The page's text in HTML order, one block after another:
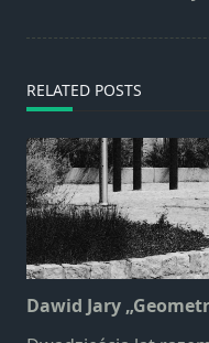
RELATED POSTS
Dawid Jary